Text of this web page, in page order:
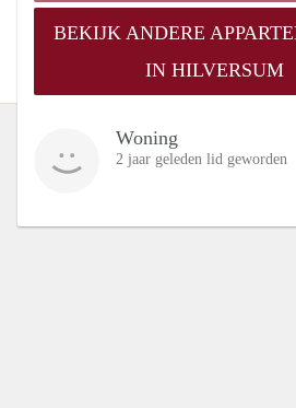
BEKIJK ANDERE
IN HILVERSUM
Woning
2 jaar geleden lid geworden